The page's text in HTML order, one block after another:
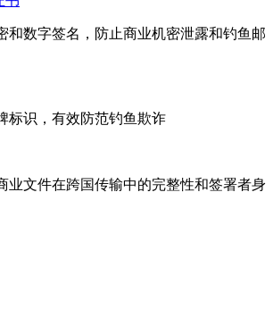
和数字签名，防止商业机密泄露和钓鱼邮
标识，有效防范钓鱼欺诈
业文件在跨国传输中的完整性和签署者身